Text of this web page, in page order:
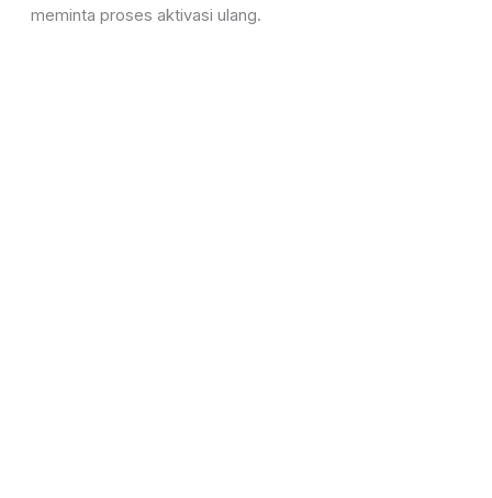
meminta proses aktivasi ulang.